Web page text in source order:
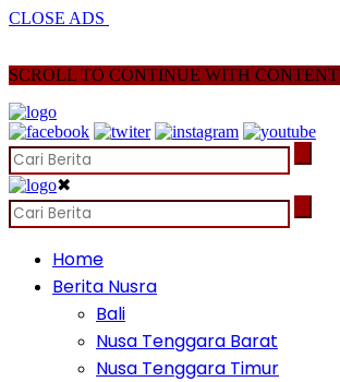
CLOSE ADS
SCROLL TO CONTINUE WITH CONTENT
✖
Home
Berita Nusra
Bali
Nusa Tenggara Barat
Nusa Tenggara Timur